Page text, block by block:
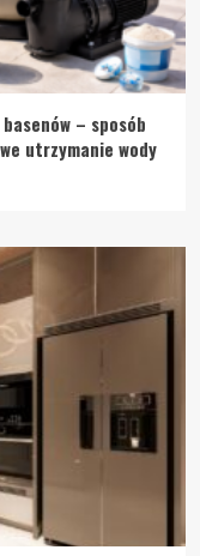
– sposób
utrzymanie wody